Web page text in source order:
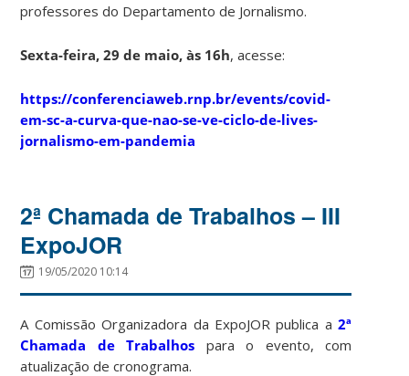
professores do Departamento de Jornalismo.
Sexta-feira, 29 de maio, às 16h, acesse:
https://conferenciaweb.rnp.br/events/covid-
em-sc-a-curva-que-nao-se-ve-ciclo-de-lives-
jornalismo-em-pandemia
2ª Chamada de Trabalhos – III
ExpoJOR
19/05/2020 10:14
A Comissão Organizadora da ExpoJOR publica a2ª
Chamada de Trabalhos para o evento, com
atualização de cronograma.